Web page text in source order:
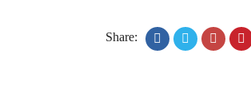
Share: